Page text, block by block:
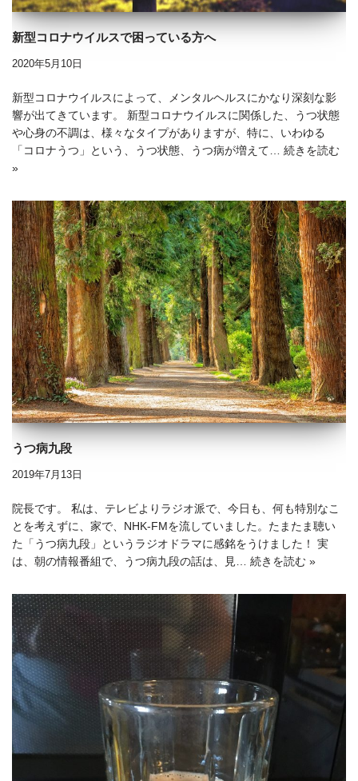
新型コロナウイルスで困っている方へ
2020年5月10日
新型コロナウイルスによって、メンタルヘルスにかなり深刻な影
響が出てきています。 新型コロナウイルスに関係した、うつ状態
や心身の不調は、様々なタイプがありますが、特に、いわゆる
「コロナうつ」という、うつ状態、うつ病が増えて… 続きを読む
»
うつ病九段
2019年7月13日
院長です。 私は、テレビよりラジオ派で、今日も、何も特別なこ
とを考えずに、家で、NHK-FMを流していました。たまたま聴い
た「うつ病九段」というラジオドラマに感銘をうけました！ 実
は、朝の情報番組で、うつ病九段の話は、見… 続きを読む »